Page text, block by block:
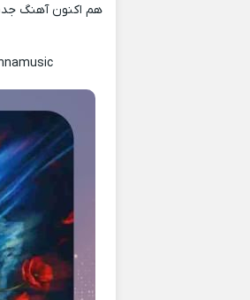
هم اکنون آهنگ